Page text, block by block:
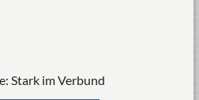
Stark im Verbund